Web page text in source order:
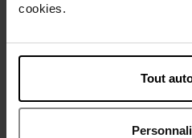
cookies.
Tout
Vous